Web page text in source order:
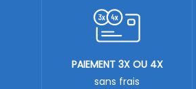
PAIEMENT 3X OU 4X
sans frais